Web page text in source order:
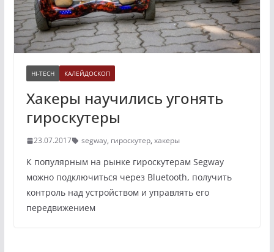
HI-TECH КАЛЕЙДОСКОП
Хакеры научились угонять
гироскутеры
23.07.2017 segway, гироскутер, хакеры
К популярным на рынке гироскутерам Segway
можно подключиться через Bluetooth, получить
контроль над устройством и управлять его
передвижением